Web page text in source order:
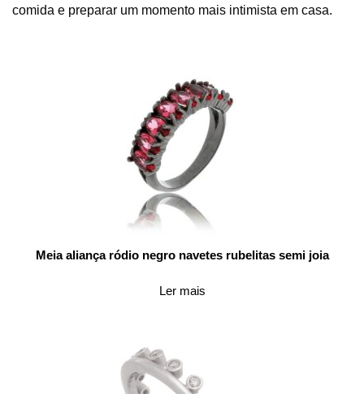
comida e preparar um momento mais intimista em casa.
Meia aliança ródio negro navetes rubelitas semi joia
Ler mais